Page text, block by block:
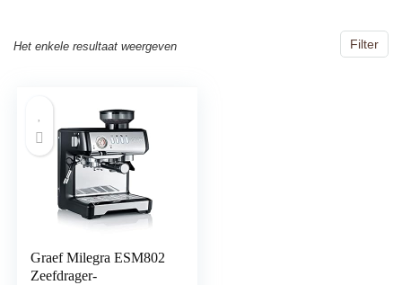
Filter
Het enkele resultaat weergeven
Graef Milegra ESM802
Zeefdrager-